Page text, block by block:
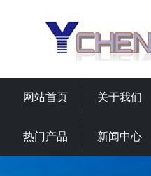
网站首页 关于我们
热门产品 新闻中心